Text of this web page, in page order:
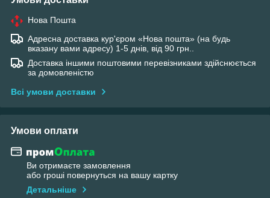
Нова Пошта
Адресна доставка кур'єром «Нова пошта» (на будь
вказану вами адресу) 1-5 днів, від 90 грн..
Доставка іншими поштовими перевізниками здійснюється
за домовленістю
Всі умови доставки
Умови оплати
Ви отримаєте замовлення
або гроші повернуться на вашу картку
Детальніше